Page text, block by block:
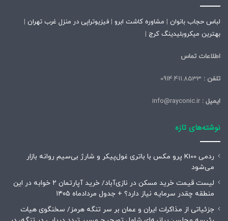
لباس حجاب بانوان | مشاوره کاشت ابرو | فیزیوتراپی در منزل غرب تهران |
بهترین میکروبلیدینگ کرج |
اطلاعات تماس
تلفن :
ایمیل :
نوشته‌های تازه
ردمی K100 پرو مکس با باتری غول‌پیکر و شارژ بی‌سیم روانه بازار
می‌شود
لیست قیمت خرید مسکن در نازی‌آباد/ خرید آپارتمان ۲ خوابه در این
منطقه چقدر سرمایه نیاز دارد؟ + جدول مردادماه ۱۴۰۵
جزئیاتی از مذاکرات ایران و عمان بر سر تنگه هرمز/ سخنگوی هیات